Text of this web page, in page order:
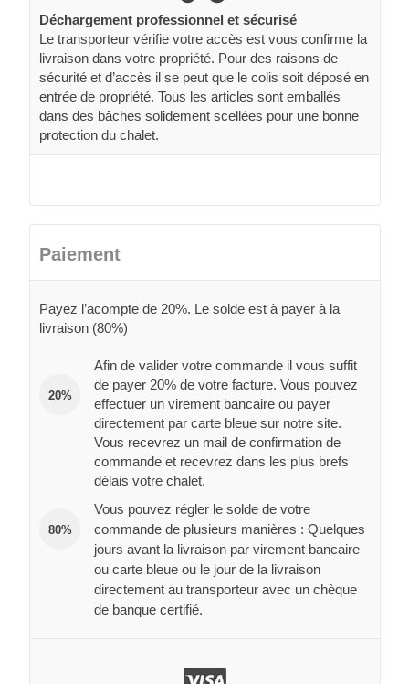
Déchargement professionnel et sécurisé
Le transporteur vérifie votre accès est vous confirme la
livraison dans votre propriété. Pour des raisons de
sécurité et d’accès il se peut que le colis soit déposé en
entrée de propriété. Tous les articles sont emballés
dans des bâches solidement scellées pour une bonne
protection du chalet.
Paiement
Payez l’acompte de 20%. Le solde est à payer à la
livraison (80%)
20%
Afin de valider votre commande il vous suffit
de payer 20% de votre facture. Vous pouvez
effectuer un virement bancaire ou payer
directement par carte bleue sur notre site.
Vous recevrez un mail de confirmation de
commande et recevrez dans les plus brefs
délais votre chalet.
80%
Vous pouvez régler le solde de votre
commande de plusieurs manières : Quelques
jours avant la livraison par virement bancaire
ou carte bleue ou le jour de la livraison
directement au transporteur avec un chèque
de banque certifié.